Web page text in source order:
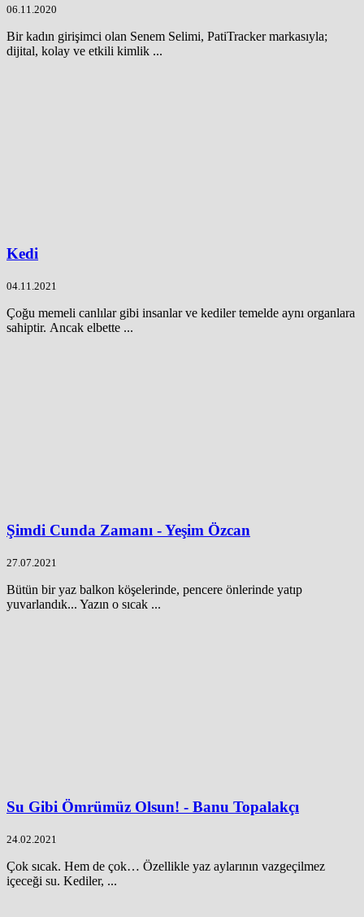
06.11.2020
Bir kadın girişimci olan Senem Selimi, PatiTracker markasıyla;
dijital, kolay ve etkili kimlik ...
Kedi
04.11.2021
Çoğu memeli canlılar gibi insanlar ve kediler temelde aynı organlara
sahiptir. Ancak elbette ...
Şimdi Cunda Zamanı - Yeşim Özcan
27.07.2021
Bütün bir yaz balkon köşelerinde, pencere önlerinde yatıp
yuvarlandık... Yazın o sıcak ...
Su Gibi Ömrümüz Olsun! - Banu Topalakçı
24.02.2021
Çok sıcak. Hem de çok… Özellikle yaz aylarının vazgeçilmez
içeceği su. Kediler, ...